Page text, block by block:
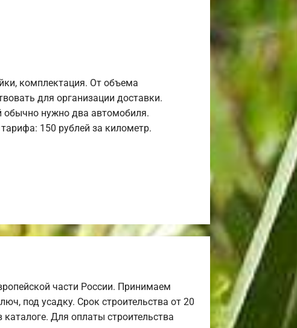
комплектация. От объема
для организации доставки.
нужно два автомобиля.
150 рублей за километр.
части России. Принимаем
под усадку. Срок строительства от 20
Для оплаты строительства